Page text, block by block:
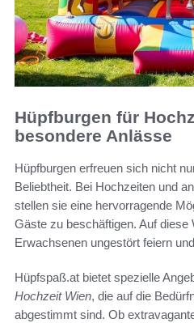
Hüpfburgen für
besondere Anlässe
Hüpfburgen erfreuen sich nicht
Beliebtheit. Bei Hochzeiten und
stellen sie eine hervorragende
Gäste zu beschäftigen. Auf diese
Erwachsenen ungestört feiern
Hüpfspaß.at bietet spezielle
Hochzeit Wien, die auf die
abgestimmt sind. Ob